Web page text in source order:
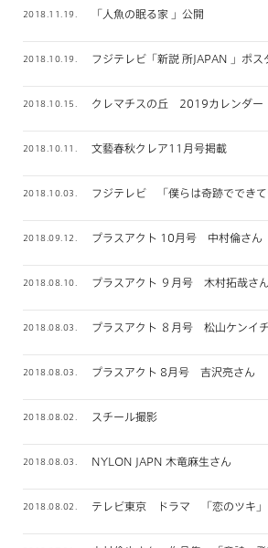
2018.11.19. 「人魚の眠る家 」公開
2018.10.19. フジテレビ「新説 所JAPAN 」ポス
2018.10.15. クレマチスの丘 2019カレンダー
2018.10.11. 文藝春秋クレア11月号掲載
2018.10.03. フジテレビ 「僕らは奇跡ででき
2018.09.12. プラスアクト 10月号 中村倫さん
2018.08.10. プラスアクト ９月号 木村拓哉さ
2018.08.03. プラスアクト ８月号 松山ケン
2018.08.03. プラスアクト 8月号 吉沢亮さん
2018.08.02. スチール撮影
2018.08.03. NYLON JAPN 木竜麻生さん
2018.08.02. テレビ東京 ドラマ 「恋のツキ